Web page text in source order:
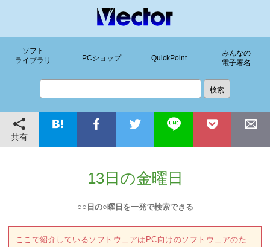
ソフト
ライブラリ
PCショップ QuickPoint
みんなの
電子署名
共有
13日の金曜日
○○日の○曜日を一発で検索できる
ここで紹介しているソフトウェアはPC向けのソフトウェアのた